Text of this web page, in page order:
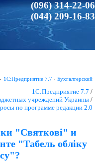
(096) 314-22-06
(044) 209-16-83
› 1С:Предприятие 7.7›Бухгалтерский
1С:Предприятие 7.7 /
учреждений Украины /
по программе редакции 2.0
"Святкові" и
"Табель обліку